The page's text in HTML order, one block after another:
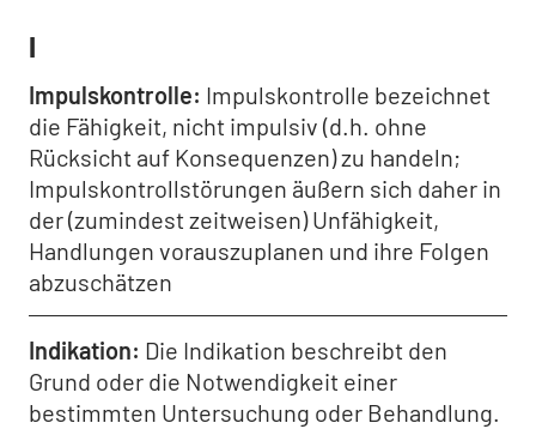
I
Impulskontrolle Impulskontrolle bezeichnet
die Fähigkeit, nicht impulsiv (d.h. ohne
Rücksicht auf Konsequenzen) zu handeln;
Impulskontrollstörungen äußern sich daher in
der (zumindest zeitweisen) Unfähigkeit,
Handlungen vorauszuplanen und ihre Folgen
abzuschätzen
Indikation Die Indikation beschreibt den
Grund oder die Notwendigkeit einer
bestimmten Untersuchung oder Behandlung.